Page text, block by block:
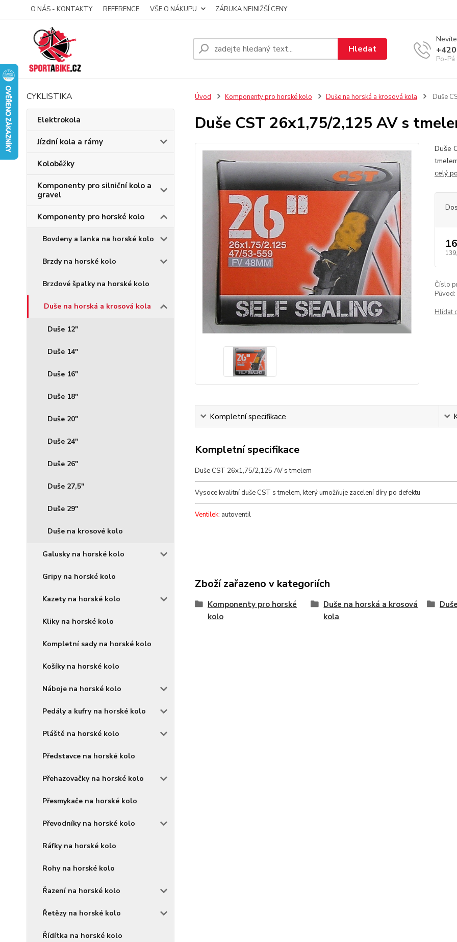
O NÁS - KONTAKTY REFERENCE VŠE O NÁKUPU ZÁRUKA NEJNIŽŠÍ CENY
Hledat
Po-
CYKLISTIKA
Elektrokola
Jízdní kola a rámy
Koloběžky
Komponenty pro silniční kolo a
gravel
Komponenty pro horské kolo
Bovdeny a lanka na horské kolo
Brzdy na horské kolo
Brzdové špalky na horské kolo
Duše na horská a krosová kola
Duše 12"
Duše 14"
Duše 16"
Duše 18"
Duše 20"
Duše 24"
Duše 26"
Duše 27,5"
Duše 29"
Duše na krosové kolo
Galusky na horské kolo
Gripy na horské kolo
Kazety na horské kolo
Kliky na horské kolo
Kompletní sady na horské kolo
Košíky na horské kolo
Náboje na horské kolo
Pedály a kufry na horské kolo
Pláště na horské kolo
Představce na horské kolo
Přehazovačky na horské kolo
Přesmykače na horské kolo
Převodníky na horské kolo
Ráfky na horské kolo
Rohy na horské kolo
Řazení na horské kolo
Řetězy na horské kolo
Řídítka na horské kolo
Úvod Komponenty pro horské kolo Duše na horská a krosová kola Duše
Duše CST 26x1,75/2,125 AV s
Duše
celý
Číslo
Původ:
Hlídat
Kompletní specifikace
Kompletní specifikace
Duše CST 26x1,75/2,125 AV s tmelem
Vysoce kvalitní duše CST s tmelem, který umožňuje zacelení díry po defektu
Ventilek: autoventil
Zboží zařazeno v kategoriích
Komponenty pro horské
kolo
Duše na horská a krosová
kola